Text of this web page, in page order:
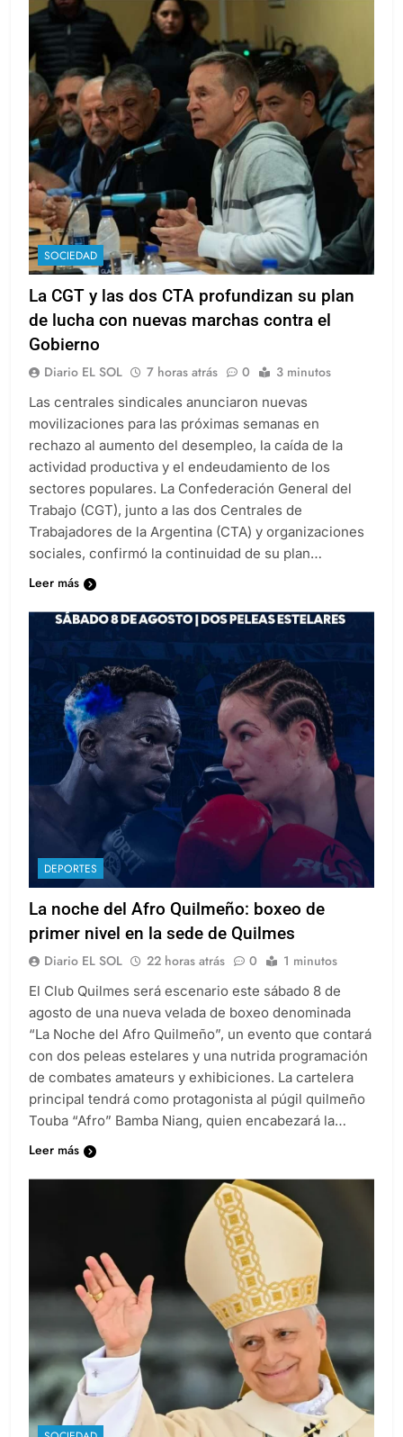
SOCIEDAD
La CGT y las dos CTA profundizan su plan
de lucha con nuevas marchas contra el
Gobierno
Diario EL SOL 7 horas atrás 0 3 minutos
Las centrales sindicales anunciaron nuevas
movilizaciones para las próximas semanas en
rechazo al aumento del desempleo, la caída de la
actividad productiva y el endeudamiento de los
sectores populares. La Confederación General del
Trabajo (CGT), junto a las dos Centrales de
Trabajadores de la Argentina (CTA) y organizaciones
sociales, confirmó la continuidad de su plan…
Leer más
DEPORTES
La noche del Afro Quilmeño: boxeo de
primer nivel en la sede de Quilmes
Diario EL SOL 22 horas atrás 0 1 minutos
El Club Quilmes será escenario este sábado 8 de
agosto de una nueva velada de boxeo denominada
“La Noche del Afro Quilmeño”, un evento que contará
con dos peleas estelares y una nutrida programación
de combates amateurs y exhibiciones. La cartelera
principal tendrá como protagonista al púgil quilmeño
Touba “Afro” Bamba Niang, quien encabezará la…
Leer más